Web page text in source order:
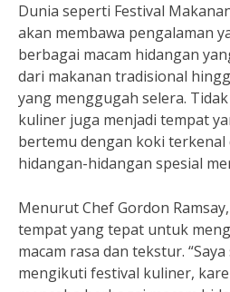
Dunia seperti Festival
akan membawa pengalaman
berbagai macam hidangan
dari makanan tradisional
yang menggugah selera.
kuliner juga menjadi tempat
bertemu dengan koki terkenal
hidangan-hidangan spesial
Menurut Chef Gordon
tempat yang tepat untuk
macam rasa dan tekstur.
mengikuti festival kuliner,